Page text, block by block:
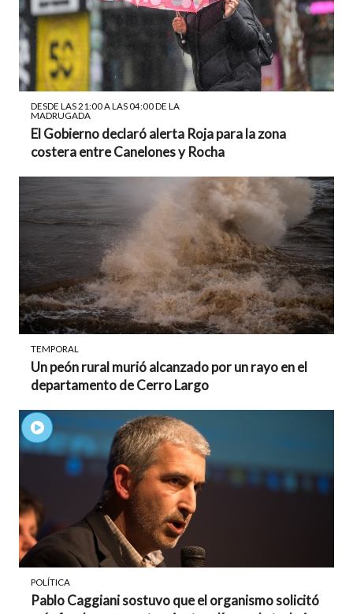
DESDE LAS 21:00 A LAS 04:00 DE LA
MADRUGADA
El Gobierno declaró alerta Roja para la zona
costera entre Canelones y Rocha
TEMPORAL
Un peón rural murió alcanzado por un rayo en el
departamento de Cerro Largo
POLÍTICA
Pablo Caggiani sostuvo que el organismo solicitó